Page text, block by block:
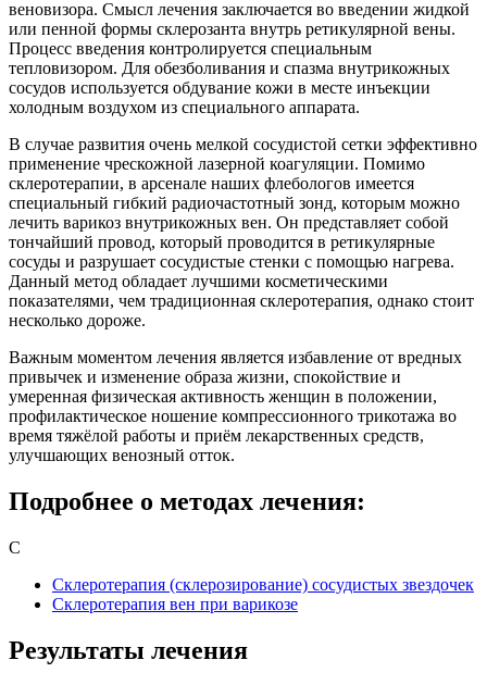
веновизора. Смысл лечения заключается во введении жидкой
или пенной формы склерозанта внутрь ретикулярной вены.
Процесс введения контролируется специальным
тепловизором. Для обезболивания и спазма внутрикожных
сосудов используется обдувание кожи в месте инъекции
холодным воздухом из специального аппарата.
В случае развития очень мелкой сосудистой сетки эффективно
применение чрескожной лазерной коагуляции. Помимо
склеротерапии, в арсенале наших флебологов имеется
специальный гибкий радиочастотный зонд, которым можно
лечить варикоз внутрикожных вен. Он представляет собой
тончайший провод, который проводится в ретикулярные
сосуды и разрушает сосудистые стенки с помощью нагрева.
Данный метод обладает лучшими косметическими
показателями, чем традиционная склеротерапия, однако стоит
несколько дороже.
Важным моментом лечения является избавление от вредных
привычек и изменение образа жизни, спокойствие и
умеренная физическая активность женщин в положении,
профилактическое ношение компрессионного трикотажа во
время тяжёлой работы и приём лекарственных средств,
улучшающих венозный отток.
Подробнее о методах лечения:
С
Склеротерапия (склерозирование) сосудистых звездочек
Склеротерапия вен при варикозе
Результаты лечения